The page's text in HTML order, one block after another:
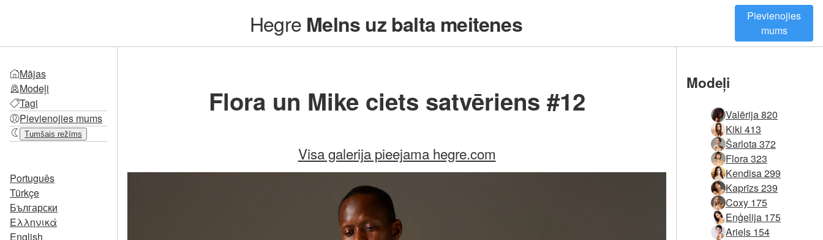
Hegre Melns uz balta meitenes
Pievienojies
mums
Mājas
Modeļi
Tagi
Pievienojies mums
Tumšais režīms
Português
Türkçe
Български
Ελληνικά
English
Flora un Mike ciets satvēriens #12
Visa galerija pieejama hegre.com
Modeļi
Valērija 820
Kiki 413
Šarlota 372
Flora 323
Kendisa 299
Kaprīzs 239
Coxy 175
Enģelija 175
Ariels 154